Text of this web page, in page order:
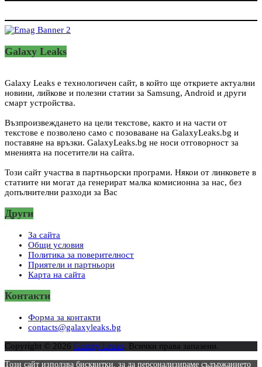
Galaxy Leaks
Galaxy Leaks е технологичен сайт, в който ще откриете актуални
новини, лийкове и полезни статии за Samsung, Android и други
смарт устройства.
Възпроизвеждането на цели текстове, както и на части от
текстове е позволено само с позоваване на GalaxyLeaks.bg и
поставяне на връзки. GalaxyLeaks.bg не носи отговорност за
мненията на посетители на сайта.
Този сайт участва в партньорски програми. Някои от линковете в
статиите ни могат да генерират малка комисионна за нас, без
допълнителни разходи за Вас
Други
За сайта
Общи условия
Политика за поверителност
Приятели и партньори
Карта на сайта
Контакти
Форма за контакти
contacts@galaxyleaks.bg
Copyright © 2026 Galaxy Leaks. Всички права запазени.
Този сайт използва бисквитки, за да персонализираме съдържанието